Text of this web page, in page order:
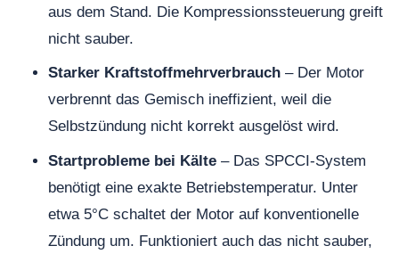
aus dem Stand. Die Kompressionssteuerung greift
nicht sauber.
Starker Kraftstoffmehrverbrauch – Der Motor
verbrennt das Gemisch ineffizient, weil die
Selbstzündung nicht korrekt ausgelöst wird.
Startprobleme bei Kälte – Das SPCCI-System
benötigt eine exakte Betriebstemperatur. Unter
etwa 5°C schaltet der Motor auf konventionelle
Zündung um. Funktioniert auch das nicht sauber,